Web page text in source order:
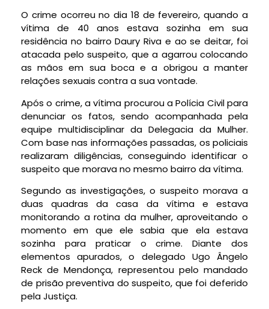
O crime ocorreu no dia 18 de fevereiro, quando a
vítima de 40 anos estava sozinha em sua
residência no bairro Daury Riva e ao se deitar, foi
atacada pelo suspeito, que a agarrou colocando
as mãos em sua boca e a obrigou a manter
relações sexuais contra a sua vontade.
Após o crime, a vítima procurou a Polícia Civil para
denunciar os fatos, sendo acompanhada pela
equipe multidisciplinar da Delegacia da Mulher.
Com base nas informações passadas, os policiais
realizaram diligências, conseguindo identificar o
suspeito que morava no mesmo bairro da vítima.
Segundo as investigações, o suspeito morava a
duas quadras da casa da vítima e estava
monitorando a rotina da mulher, aproveitando o
momento em que ele sabia que ela estava
sozinha para praticar o crime. Diante dos
elementos apurados, o delegado Ugo Ângelo
Reck de Mendonça, representou pelo mandado
de prisão preventiva do suspeito, que foi deferido
pela Justiça.